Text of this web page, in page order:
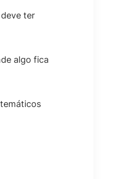
ter
algo fica